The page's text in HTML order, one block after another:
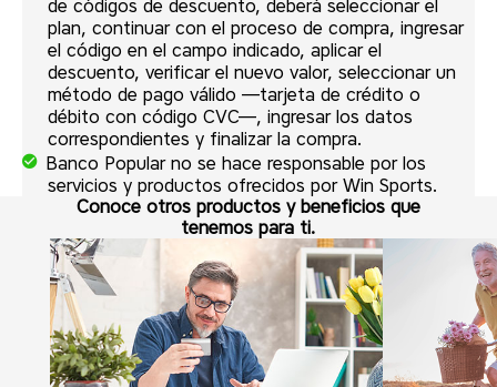
de códigos de descuento, deberá seleccionar el
plan, continuar con el proceso de compra, ingresar
el código en el campo indicado, aplicar el
descuento, verificar el nuevo valor, seleccionar un
método de pago válido —tarjeta de crédito o
débito con código CVC—, ingresar los datos
correspondientes y finalizar la compra.
Banco Popular no se hace responsable por los
servicios y productos ofrecidos por Win Sports.
Conoce otros productos y beneficios que
tenemos para ti.